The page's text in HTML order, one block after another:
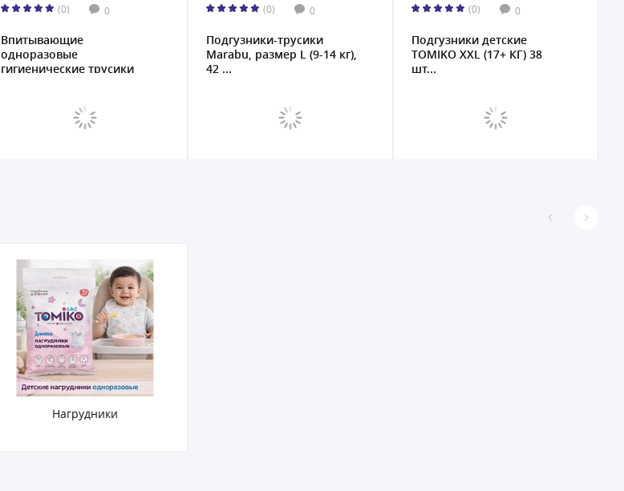
(0) 0
Впитывающие
одноразовые
гигиенические трусики
(0) 0
Подгузники-трусики
Marabu, размер L (9-14 кг),
42 ...
(0) 0
Подгузники детские
TOMIKO XХL (17+ КГ) 38
шт...
Нагрудники